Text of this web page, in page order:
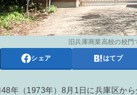
旧兵庫商業高校の校門
シェア はてブ
年（1973年）8月1日に兵庫区か